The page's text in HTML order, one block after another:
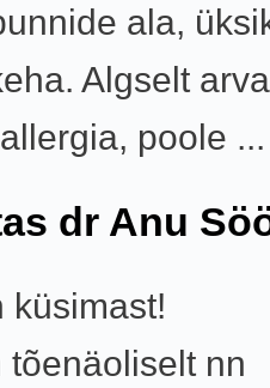
ala,
Algselt
poole ...
dr Anu
küsimast!
tõenäoliselt nn